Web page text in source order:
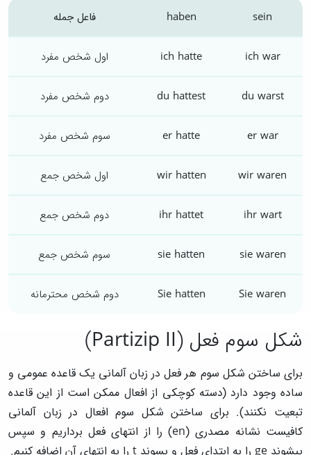
sein
haben فاعل جمله
ich war
ich hatte اول شخص مفرد
du warst
du hattest دوم شخص مفرد
er war
er hatte سوم شخص مفرد
wir waren
wir hatten اول شخص جمع
ihr wart
ihr hattet دوم شخص جمع
sie waren
sie hatten سوم شخص جمع
Sie waren
Sie hatten دوم شخص محترمانه
شکل سوم فعل (Partizip II)
برای ساختن شکل سوم هر فعل در زبان آلمانی یک قاعده عمومی و
ساده وجود دارد (دسته کوچکی از افعال ممکن است از این قاعده
تبعیت نکنند). برای ساختن شکل سوم افعال در زبان آلمانی
کافیست نشانه مصدری (en) را از انتهای فعل برداریم و سپس
پیشوند ge را به ابتدای فعل و پسوند t را به انتهای آن اضافه کنیم.